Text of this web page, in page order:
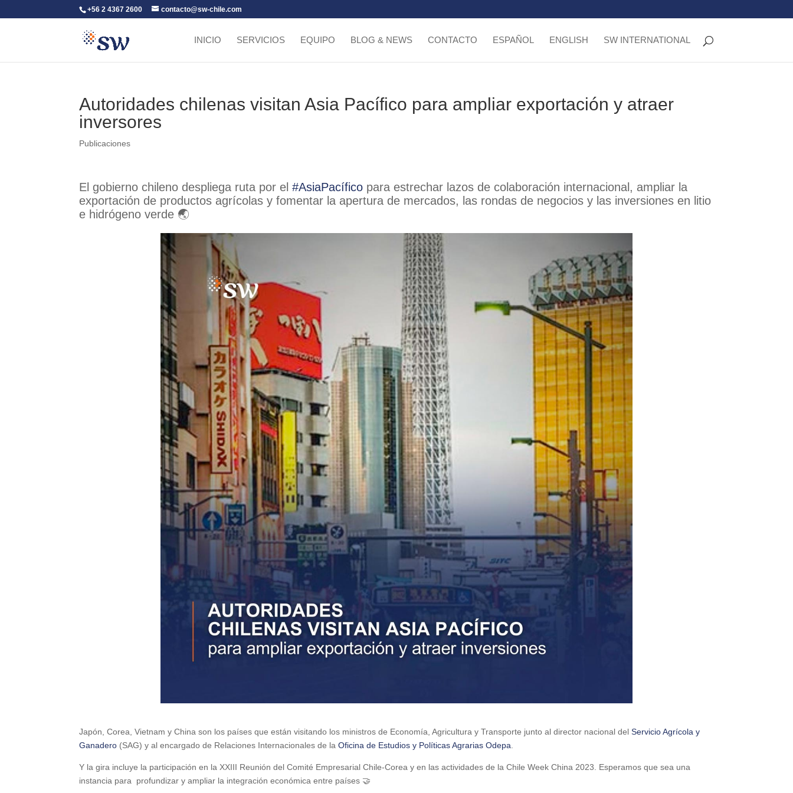
+56 2 4367 2600 contacto@sw-chile.com
INICIO SERVICIOS EQUIPO BLOG & NEWS CONTACTO ESPAÑOL ENGLISH SW INTERNATIONAL
Autoridades chilenas visitan Asia Pacífico para ampliar exportación y atraer
inversores
Publicaciones
El gobierno chileno despliega ruta por el#AsiaPacífico para estrechar lazos de colaboración internacional, ampliar la
exportación de productos agrícolas y fomentar la apertura de mercados, las rondas de negocios y las inversiones en litio
e hidrógeno verde 🌏
Japón, Corea, Vietnam y China son los países que están visitando los ministros de Economía, Agricultura y Transporte junto al director nacional delServicio Agrícola y
Ganadero (SAG) y al encargado de Relaciones Internacionales de laOficina de Estudios y Políticas Agrarias Odepa
Y la gira incluye la participación en la XXIII Reunión del Comité Empresarial Chile-Corea y en las actividades de la Chile Week China 2023. Esperamos que sea una
instancia para profundizar y ampliar la integración económica entre países 🤝